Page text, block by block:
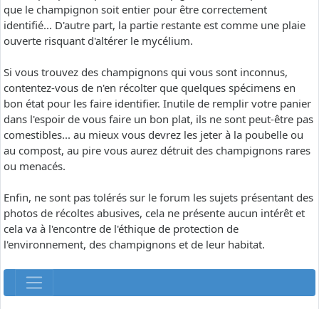
que le champignon soit entier pour être correctement
identifié... D'autre part, la partie restante est comme une plaie
ouverte risquant d'altérer le mycélium.
Si vous trouvez des champignons qui vous sont inconnus,
contentez-vous de n'en récolter que quelques spécimens en
bon état pour les faire identifier. Inutile de remplir votre panier
dans l'espoir de vous faire un bon plat, ils ne sont peut-être pas
comestibles... au mieux vous devrez les jeter à la poubelle ou
au compost, au pire vous aurez détruit des champignons rares
ou menacés.
Enfin, ne sont pas tolérés sur le forum les sujets présentant des
photos de récoltes abusives, cela ne présente aucun intérêt et
cela va à l'encontre de l'éthique de protection de
l'environnement, des champignons et de leur habitat.